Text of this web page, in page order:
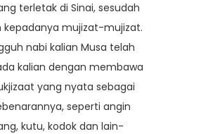
terletak di Sinai, sesudah
kepadanya mujizat-mujizat.
nabi kalian Musa telah
kalian dengan membawa
yang nyata sebagai
seperti angin
kutu, kodok dan lain-